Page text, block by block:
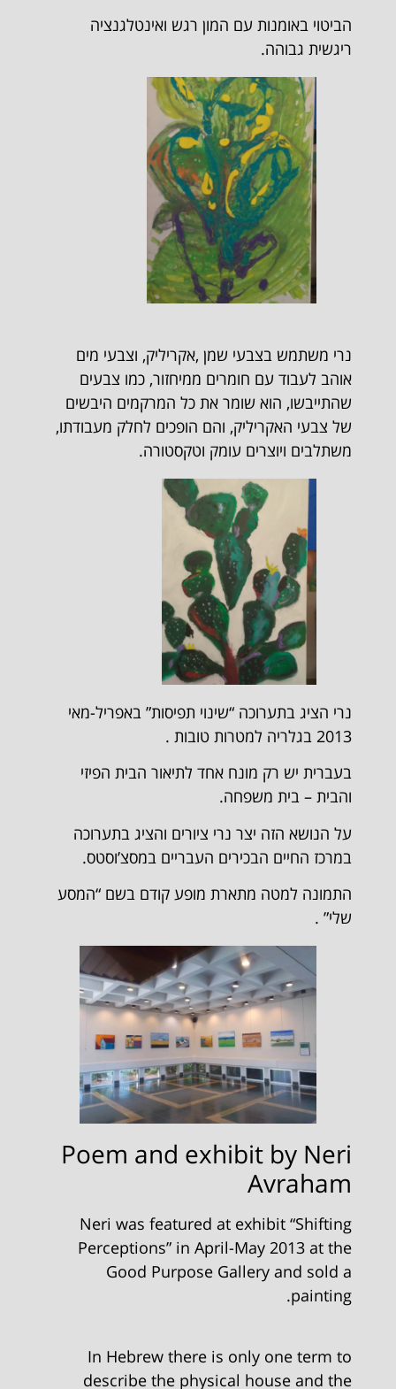
הביטוי באומנות עם המון רגש ואינטלגנציה
ריגשית גבוהה.
נרי משתמש בצבעי שמן ,אקריליק, וצבעי מים
אוהב לעבוד עם חומרים ממיחזור, כמו צבעים
שהתייבשו, הוא שומר את כל המרקמים היבשים
של צבעי האקריליק, והם הופכים לחלק מעבודתו,
משתלבים ויוצרים עומק וטקסטורה.
נרי הציג בתערוכה “שינוי תפיסות” באפריל-מאי
2013 בגלריה למטרות טובות .
בעברית יש רק מונח אחד לתיאור הבית הפיזי
והבית – בית משפחה.
על הנושא הזה יצר נרי ציורים והציג בתערוכה
במרכז החיים הבכירים העבריים במסצ’וסטס.
התמונה למטה מתארת ​​מופע קודם בשם “המסע
שלי” .
Poem and exhibit by Neri
Avraham
Neri was featured at exhibit “Shifting
Perceptions” in April-May 2013 at the
Good Purpose Gallery and sold a
painting.
In Hebrew there is only one term to
describe the physical house and the